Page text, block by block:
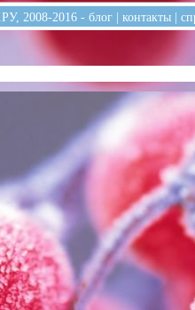
2008-2016 - блог | контакты |